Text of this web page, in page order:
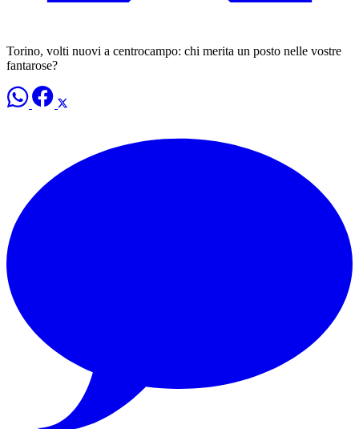
Torino, volti nuovi a centrocampo: chi merita un posto nelle vostre
fantarose?